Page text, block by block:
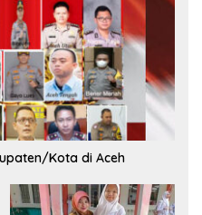
Kota di Aceh